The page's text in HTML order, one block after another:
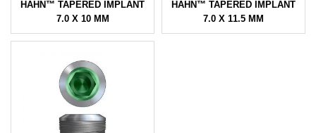
HAHN™ TAPERED IMPLANT
7.0 X 10 MM
HAHN™ TAPERED IMPLANT
7.0 X 11.5 MM